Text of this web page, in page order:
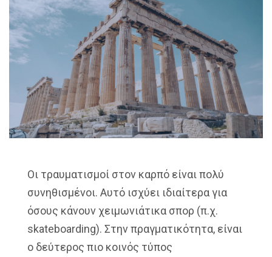
Οι τραυματισμοί στον καρπό είναι πολύ
συνηθισμένοι. Αυτό ισχύει ιδιαίτερα για
όσους κάνουν χειμωνιάτικα σπορ (π.χ.
skateboarding). Στην πραγματικότητα, είναι
ο δεύτερος πιο κοινός τύπος